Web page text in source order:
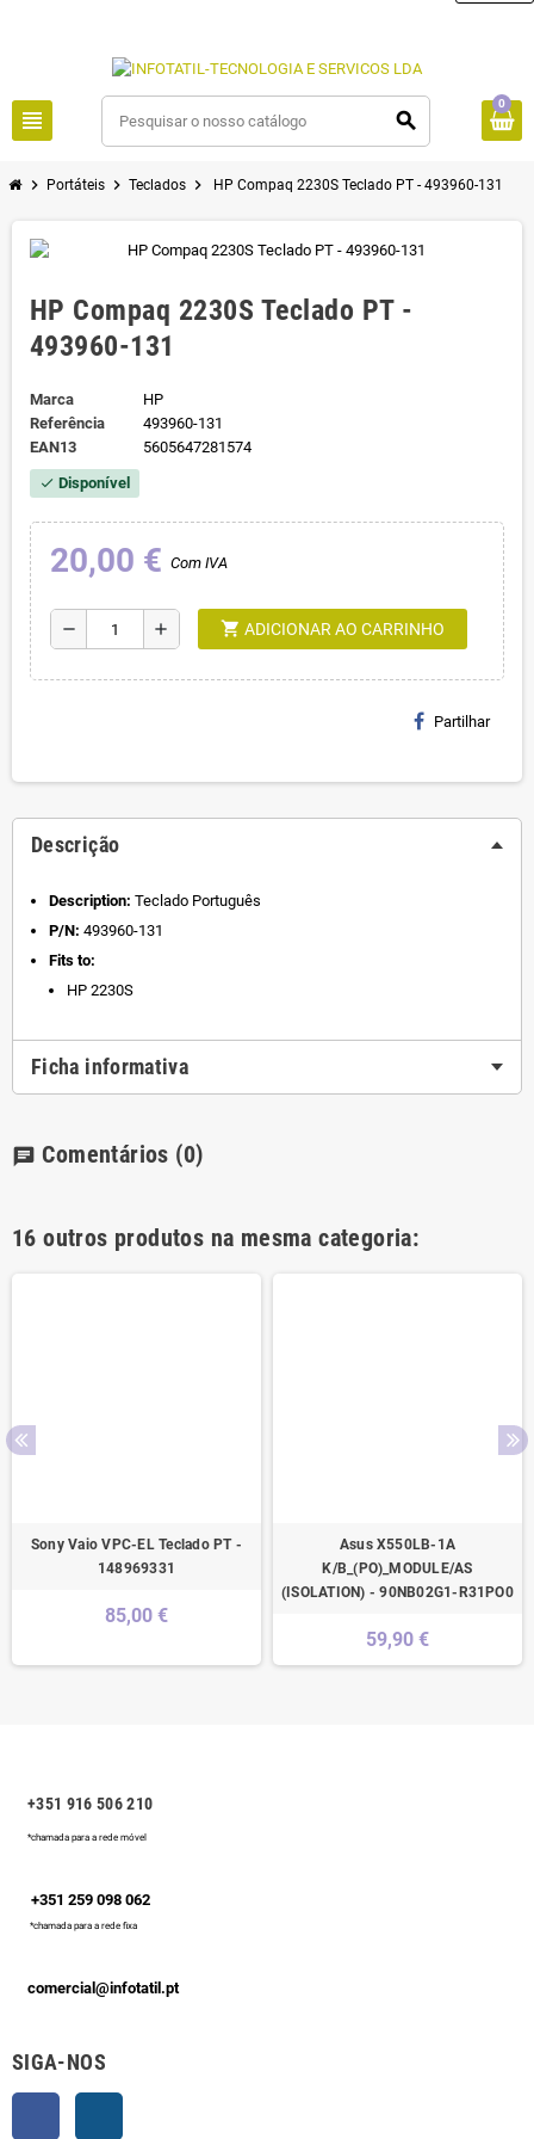
view_headline search
0
chevron_right Portáteis chevron_right Teclados chevron_right HP Compaq 2230S Teclado PT - 493960-131
HP Compaq 2230S Teclado PT -
493960-131
Marca
HP
Referência
493960-131
EAN13
5605647281574
check Disponível
20,00 € Com IVA
remove add shopping_cart ADICIONAR AO CARRINHO
Partilhar
Descrição
Description: Teclado Português
P/N: 493960-131
Fits to:
HP 2230S
Ficha informativa
chat Comentários (0)
16 outros produtos na mesma categoria:
Sony Vaio VPC-EL Teclado PT -
148969331
85,00 €
Asus X550LB-1A
K/B_(PO)_MODULE/AS
(ISOLATION) - 90NB02G1-R31PO0
59,90 €
+351 916 506 210
*chamada para a rede móvel
+351 259 098 062
*chamada para a rede fixa
comercial@infotatil.pt
SIGA-NOS